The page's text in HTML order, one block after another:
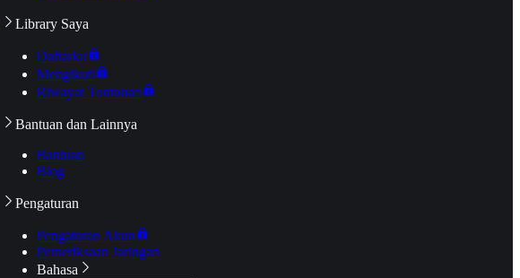
Library Saya
Daftarku
Mengikuti
Riwayat Tontonan
Bantuan dan Lainnya
Bantuan
Blog
Pengaturan
Pengaturan Akun
Pemeriksaan Jaringan
Bahasa